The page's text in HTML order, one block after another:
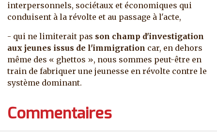
interpersonnels, sociétaux et économiques qui
conduisent à la révolte et au passage à l'acte,
- qui ne limiterait pas son champ d'investigation
aux jeunes issus de l'immigration car, en dehors
même des « ghettos », nous sommes peut-être en
train de fabriquer une jeunesse en révolte contre le
système dominant.
Commentaires